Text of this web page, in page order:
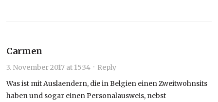
Carmen
3. November 2017 at 15:34 · Reply
Was ist mit Auslaendern, die in Belgien einen Zweitwohnsits
haben und sogar einen Personalausweis, nebst